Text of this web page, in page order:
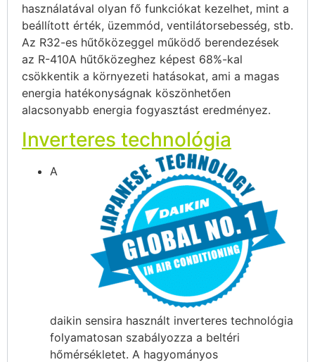
használatával olyan fő funkciókat kezelhet, mint a
beállított érték, üzemmód, ventilátorsebesség, stb.
Az R32-es hűtőközeggel működő berendezések
az R-410A hűtőközeghez képest 68%-kal
csökkentik a környezeti hatásokat, ami a magas
energia hatékonyságnak köszönhetően
alacsonyabb energia fogyasztást eredményez.
Inverteres technológia
A
daikin sensira használt inverteres technológia
folyamatosan szabályozza a beltéri
hőmérsékletet. A hagyományos